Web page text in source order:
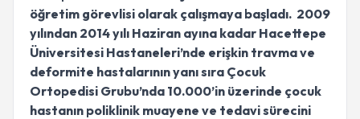
öğretim görevlisi olarak çalışmaya başladı. 2009
yılından 2014 yılı Haziran ayına kadar Hacettepe
Üniversitesi Hastaneleri’nde erişkin travma ve
deformite hastalarının yanı sıra Çocuk
Ortopedisi Grubu’nda 10.000’in üzerinde çocuk
hastanın poliklinik muayene ve tedavi sürecini